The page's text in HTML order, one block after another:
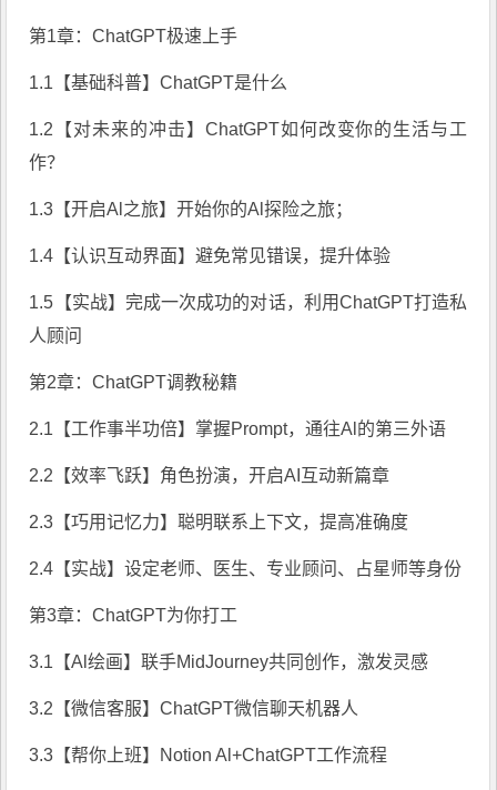
第1章：ChatGPT极速上手
1.1【基础科普】ChatGPT是什么
1.2【对未来的冲击】ChatGPT如何改变你的生活与工
作？
1.3【开启Al之旅】开始你的Al探险之旅；
1.4【认识互动界面】避免常见错误，提升体验
1.5【实战】完成一次成功的对话，利用ChatGPT打造私
人顾问
第2章：ChatGPT调教秘籍
2.1【工作事半功倍】掌握Prompt，通往Al的第三外语
2.2【效率飞跃】角色扮演，开启AI互动新篇章
2.3【巧用记忆力】聪明联系上下文，提高准确度
2.4【实战】设定老师、医生、专业顾问、占星师等身份
第3章：ChatGPT为你打工
3.1【Al绘画】联手MidJourney共同创作，激发灵感
3.2【微信客服】ChatGPT微信聊天机器人
3.3【帮你上班】Notion Al+ChatGPT工作流程